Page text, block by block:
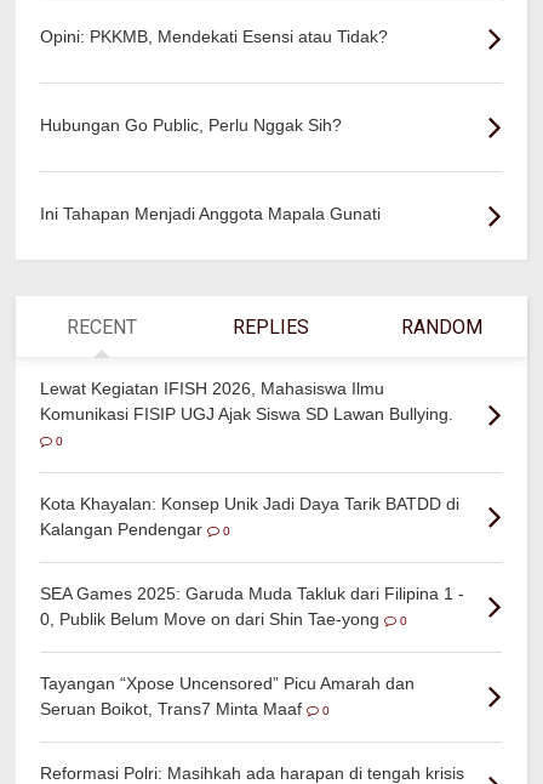
Opini: PKKMB, Mendekati Esensi atau Tidak?
Hubungan Go Public, Perlu Nggak Sih?
Ini Tahapan Menjadi Anggota Mapala Gunati
RECENT REPLIES RANDOM
Lewat Kegiatan IFISH 2026, Mahasiswa Ilmu
Komunikasi FISIP UGJ Ajak Siswa SD Lawan Bullying.
0
Kota Khayalan: Konsep Unik Jadi Daya Tarik BATDD di
Kalangan Pendengar
0
SEA Games 2025: Garuda Muda Takluk dari Filipina 1 -
0, Publik Belum Move on dari Shin Tae-yong
0
Tayangan “Xpose Uncensored” Picu Amarah dan
Seruan Boikot, Trans7 Minta Maaf
0
Reformasi Polri: Masihkah ada harapan di tengah krisis